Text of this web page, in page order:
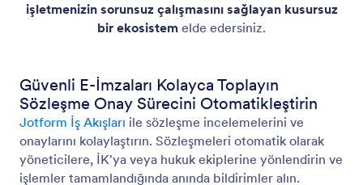
işletmenizin sorunsuz çalışmasını sağlayan kusursuz
bir ekosistem elde edersiniz.
Güvenli E-İmzaları Kolayca Toplayın
Sözleşme Onay Sürecini Otomatikleştirin
Jotform İş Akışları ile sözleşme incelemelerini ve
onaylarını kolaylaştırın. Sözleşmeleri otomatik olarak
yöneticilere, İK'ya veya hukuk ekiplerine yönlendirin ve
işlemler tamamlandığında anında bildirimler alın.